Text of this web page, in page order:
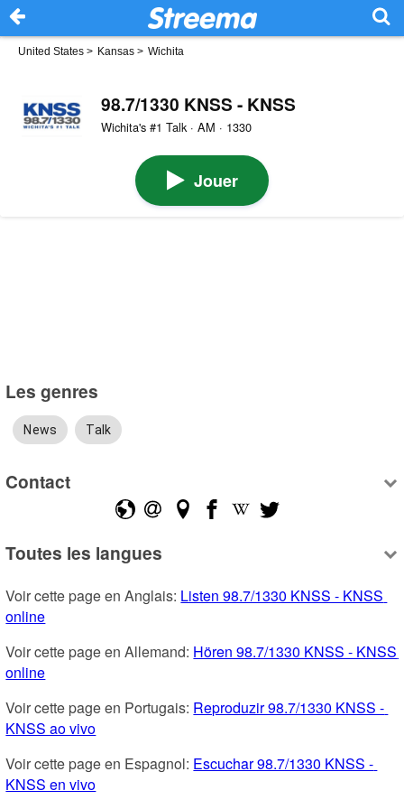
United States > Kansas > Wichita
98.7/1330 KNSS - KNSS
Wichita's #1 Talk · AM · 1330
Jouer
Les genres
News Talk
Contact
Toutes les langues
Voir cette page en Anglais: Listen 98.7/1330 KNSS - KNSS
online
Voir cette page en Allemand: Hören 98.7/1330 KNSS - KNSS
online
Voir cette page en Portugais: Reproduzir 98.7/1330 KNSS -
KNSS ao vivo
Voir cette page en Espagnol: Escuchar 98.7/1330 KNSS -
KNSS en vivo